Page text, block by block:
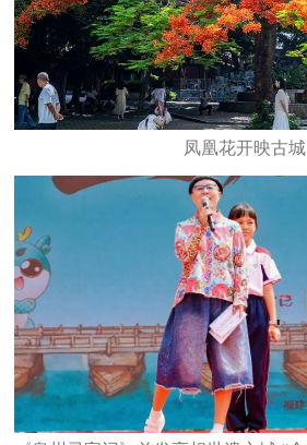
凤凰花开映古城